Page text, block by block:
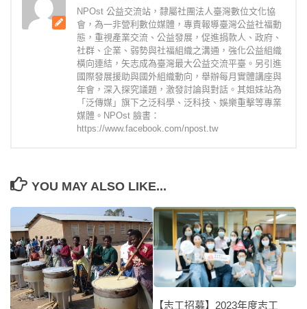
NPOst 公益交流站，隸屬社團法人臺灣數位文化協
會，為一非營利數位媒體，專責報導臺灣公益社福動
態，重視產業交流、公益發展，促進捐款人、政府、
社群、企業、弱勢與社福組織之溝通，強化公益組織
橫向連結，矢志成為臺灣最大公益交流平臺。另引進
國際發展援助與國外組織動向，舉辦每月實體講座與
年會，深入探究議題，激發討論與對話。其姐妹站為
「泛傳媒」旗下之泛科學、泛科技、娛樂重擊等專業
媒體。NPOst 臉書：
https://www.facebook.com/npost.tw
YOU MAY ALSO LIKE...
【志工招募】2023年度志工